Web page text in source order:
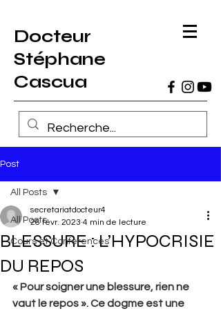
Docteur
Stéphane
Cascua
Post
All Posts
Cours et Conférences
All Posts
BLESSURE : L’HYPOCRISIE
DU REPOS
secretariatdocteur4
26 févr. 2023 4 min de lecture
« Pour soigner une blessure, rien ne
vaut le repos ». Ce dogme est une